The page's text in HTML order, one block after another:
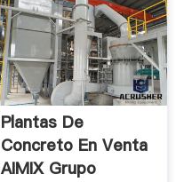
Plantas De
Concreto En Venta
AIMIX Grupo